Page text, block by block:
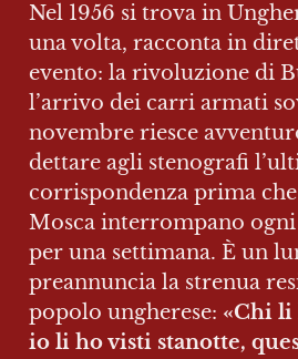
Nel 1956 si trova in
una volta, racconta in
evento: la rivoluzione di
l’arrivo dei carri armati
novembre riesce
dettare agli stenografi
corrispondenza prima
Mosca interrompano
per una settimana. È un
preannuncia la strenua
popolo ungherese: «Chi li
io li ho visti stanotte,